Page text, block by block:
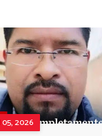
05, 2026